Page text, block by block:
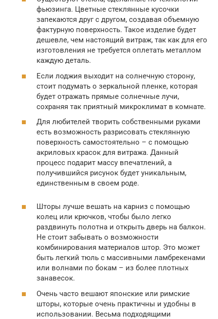
фьюзинга. Цветные стеклянные кусочки
запекаются друг с другом, создавая объемную
фактурную поверхность. Такое изделие будет
дешевле, чем настоящий витраж, так как для его
изготовления не требуется оплетать металлом
каждую деталь.
Если лоджия выходит на солнечную сторону,
стоит подумать о зеркальной пленке, которая
будет отражать прямые солнечные лучи,
сохраняя так приятный микроклимат в комнате.
Для любителей творить собственными руками
есть возможность разрисовать стеклянную
поверхность самостоятельно – с помощью
акриловых красок для витража. Данный
процесс подарит массу впечатлений, а
получившийся рисунок будет уникальным,
единственным в своем роде.
Шторы лучше вешать на карниз с помощью
колец или крючков, чтобы было легко
раздвинуть полотна и открыть дверь на балкон.
Не стоит забывать о возможности
комбинирования материалов штор. Это может
быть легкий тюль с массивными ламбрекенами
или волнами по бокам – из более плотных
занавесок.
Очень часто вешают японские или римские
шторы, которые очень практичны и удобны в
использовании. Весьма подходящими